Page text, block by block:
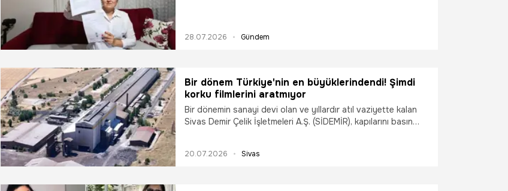
28.07.2026 Gündem
Bir dönem Türkiye'nin en büyüklerindendi! Şimdi
korku filmlerini aratmıyor
Bir dönemin sanayi devi olan ve yıllardır atıl vaziyette kalan
Sivas Demir Çelik İşletmeleri A.Ş. (SİDEMİR), kapılarını basın
20.07.2026 Sivas